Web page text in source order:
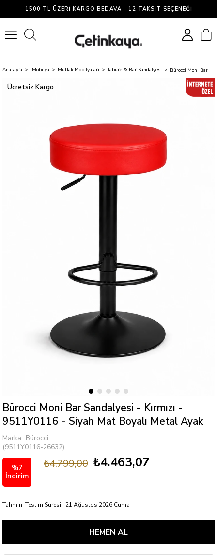
1500 TL ÜZERI KARGO BEDAVA - 12 TAKSIT SEÇENEĞI
Anasayfa Mobilya Mutfak Mobilyaları Tabure & Bar Sandalyesi Bürocci Moni Bar Sandalyesi - Kırmızı - 9511Y0116 - Siyah Mat Boyalı Metal Ayak
Ücretsiz Kargo
Bürocci Moni Bar Sandalyesi - Kırmızı -
9511Y0116 - Siyah Mat Boyalı Metal Ayak
Marka : Bürocci
(9511Y0116-26632)
%7
İndirim
₺4.799,00 ₺4.463,07
Tahmini Teslim Süresi : 21 Ağustos 2026 Cuma